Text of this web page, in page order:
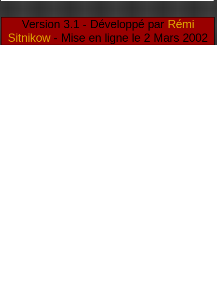
Version 3.1 - Développé par Rémi
Sitnikow- Mise en ligne le 2 Mars 2002